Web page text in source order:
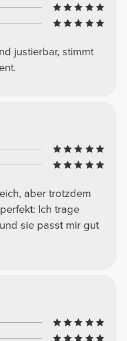
justierbar, stimmt
aber trotzdem
Ich trage
sie passt mir gut